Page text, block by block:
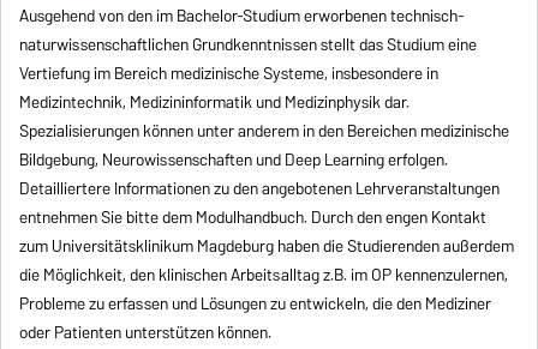
Ausgehend von den im Bachelor-Studium erworbenen technisch-
naturwissenschaftlichen Grundkenntnissen stellt das Studium eine
Vertiefung im Bereich medizinische Systeme, insbesondere in
Medizintechnik, Medizininformatik und Medizinphysik dar.
Spezialisierungen können unter anderem in den Bereichen medizinische
Bildgebung, Neurowissenschaften und Deep Learning erfolgen.
Detailliertere Informationen zu den angebotenen Lehrveranstaltungen
entnehmen Sie bitte dem Modulhandbuch. Durch den engen Kontakt
zum Universitätsklinikum Magdeburg haben die Studierenden außerdem
die Möglichkeit, den klinischen Arbeitsalltag z.B. im OP kennenzulernen,
Probleme zu erfassen und Lösungen zu entwickeln, die den Mediziner
oder Patienten unterstützen können.